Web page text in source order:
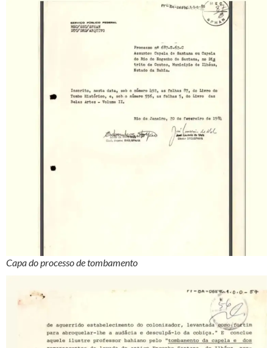
Capa do processo de tombamento